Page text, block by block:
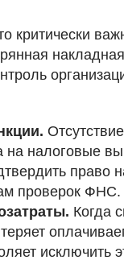
налоговые
проверок ФНС.
Когда